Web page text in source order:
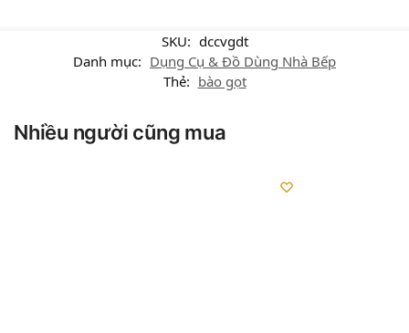
SKU: dccvgdt
Danh mục: Dụng Cụ & Đồ Dùng Nhà Bếp
Thẻ: bào gọt
Nhiều người cũng mua